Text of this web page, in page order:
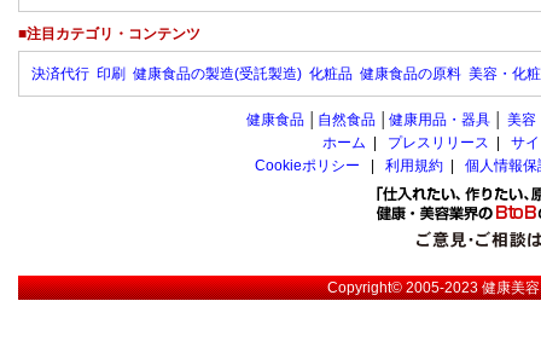
■注目カテゴリ・コンテンツ
決済代行 印刷 健康食品の製造(受託製造) 化粧品 健康食品の原料 美容・化
健康食品 自然食品 健康用品・器具 美容
ホーム
プレスリリース
サ
Cookieポリシー
利用規約 個人情報
Copyright© 2005-2023健康美